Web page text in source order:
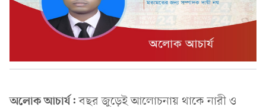
অলোক আচার্য:বছর জুড়েই আলোচনায় থাকে নারী ও